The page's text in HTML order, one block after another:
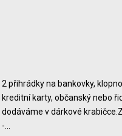
2 přihrádky na bankovky,
kreditní karty, občanský nebo
dodáváme v dárkové
-…